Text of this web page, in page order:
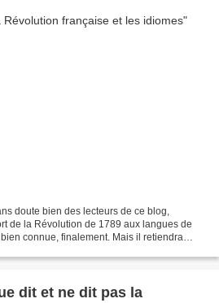
doute bien des lecteurs de ce blog,
de la Révolution de 1789 aux langues de
connue, finalement. Mais il retiendra
dit et ne dit pas la